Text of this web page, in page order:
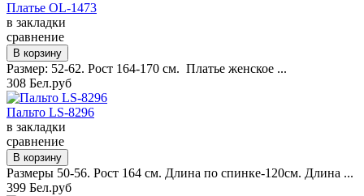
Платье OL-1473
в закладки
сравнение
Размер: 52-62. Рост 164-170 см. Платье женское ...
308 Бел.руб
Пальто LS-8296
в закладки
сравнение
Размеры 50-56. Рост 164 см. Длина по спинке-120см. Длина ...
399 Бел.руб